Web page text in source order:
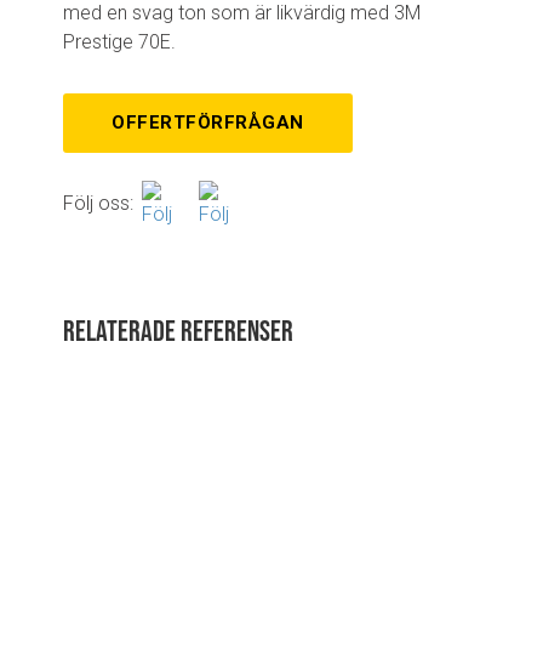
med en svag ton som är likvärdig med 3M
Prestige 70E.
OFFERTFÖRFRÅGAN
Följ oss:
Relaterade referenser